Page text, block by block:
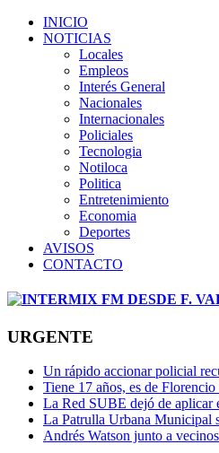
INICIO
NOTICIAS
Locales
Empleos
Interés General
Nacionales
Internacionales
Policiales
Tecnologia
Notiloca
Politica
Entretenimiento
Economia
Deportes
AVISOS
CONTACTO
URGENTE
Un rápido accionar policial
Tiene 17 años, es de
La Red SUBE dejó de aplicar
La Patrulla Urbana Municipal
Andrés Watson junto a